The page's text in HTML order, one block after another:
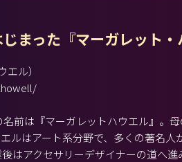
まった『マーガレット・
ル）
前は『マーガレットハウエル』。
ルはアート系分野で、多くの著名人
はアクセサリーデザイナーの道へ進